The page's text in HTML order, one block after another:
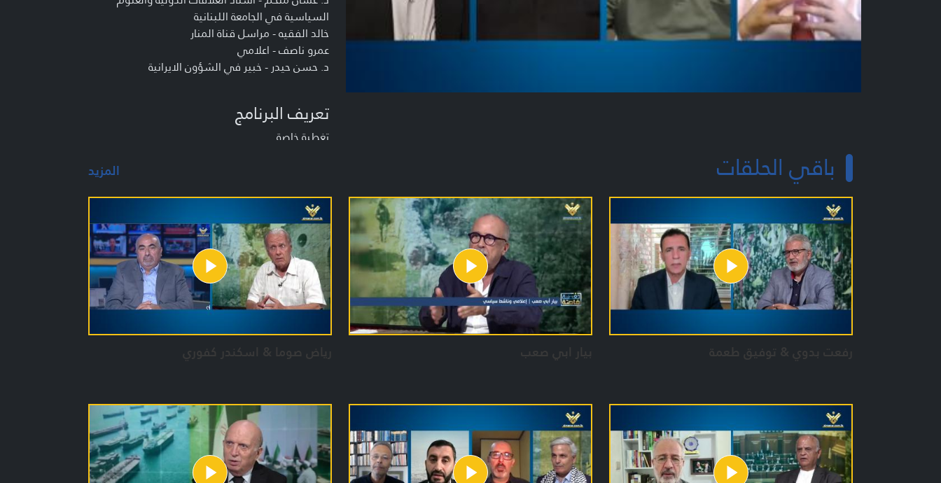
السياسية في الجامعة اللبنانية
خالد الفقيه - مراسل قناة المنار
عمرو ناصف - اعلامي
د. حسن حيدر - خبير في الشؤون الايرانية
تعريف البرنامج
تغطية خاصة
باقي الحلقات المزيد
رفعت بدوي & توفيق طعمة بيار ابي صعب رياض صوما & اسكندر كفوري